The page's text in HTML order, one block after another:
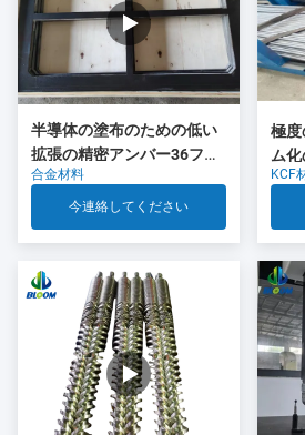
半導体の塗布のための低い
拡張の精密アンバー36フレ
ーム
合金材料
今連絡してください
極度
ム化
で明
KCF